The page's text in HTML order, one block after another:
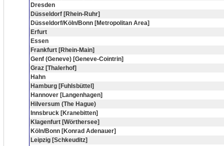
Dresden
Düsseldorf [Rhein-Ruhr]
Düsseldorf/Köln/Bonn [Metropolitan Area]
Erfurt
Essen
Frankfurt [Rhein-Main]
Genf (Geneve) [Geneve-Cointrin]
Graz [Thalerhof]
Hahn
Hamburg [Fuhlsbüttel]
Hannover [Langenhagen]
Hilversum (The Hague)
Innsbruck [Kranebitten]
Klagenfurt [Wörthersee]
Köln/Bonn [Konrad Adenauer]
Leipzig [Schkeuditz]